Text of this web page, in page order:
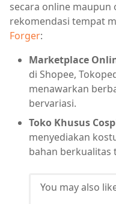
secara online maupun
rekomendasi tempat
Forger:
Marketplace
di Shopee,
menawarkan
bervariasi.
Toko Khusus
menyediakan
bahan berkualitas
You may also